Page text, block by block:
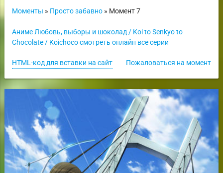
Моменты » Просто забавно» Момент 7
Аниме Любовь, выборы и шоколад / Koi to Senkyo to
Chocolate / Koichoco смотреть онлайн все серии
Пожаловаться на момент
HTML-код для вставки на сайт